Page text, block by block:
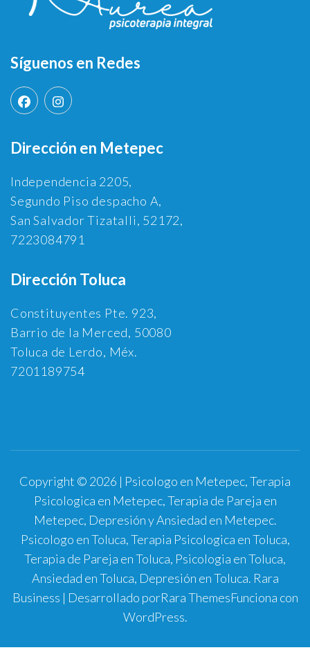
Síguenos en Redes
Dirección en Metepec
Independencia 2205,
Segundo Piso despacho A,
San Salvador Tizatalli, 52172,
7223084791
Dirección Toluca
Constituyentes Pte. 923,
Barrio de la Merced, 50080
Toluca de Lerdo, Méx.
7201189754
Copyright © 2026 | Psicologo en Metepec, Terapia
Psicologica en Metepec, Terapia de Pareja en
Metepec, Depresión y Ansiedad en Metepec.
Psicologo en Toluca, Terapia Psicologica en Toluca,
Terapia de Pareja en Toluca, Psicologia en Toluca,
Ansiedad en Toluca, Depresión en Toluca. Rara
Business | Desarrollado porRara ThemesFunciona con
WordPress.